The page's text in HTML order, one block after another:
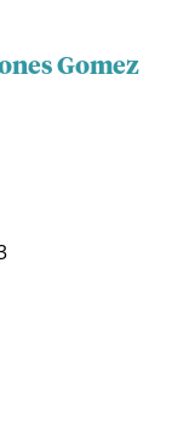
Gomez